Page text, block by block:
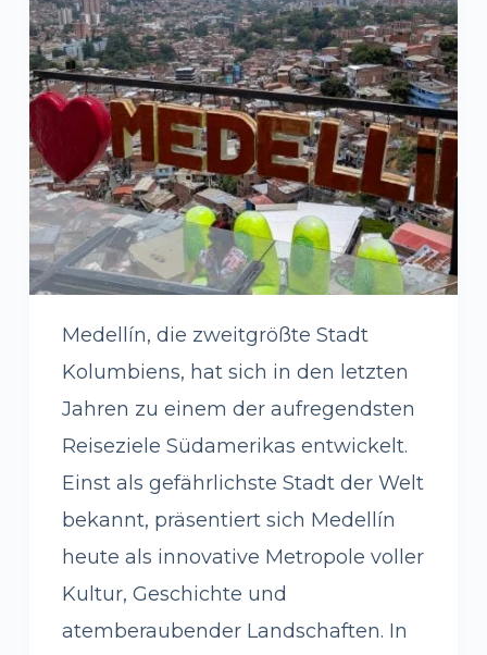
Medellín, die zweitgrößte Stadt
Kolumbiens, hat sich in den letzten
Jahren zu einem der aufregendsten
Reiseziele Südamerikas entwickelt.
Einst als gefährlichste Stadt der Welt
bekannt, präsentiert sich Medellín
heute als innovative Metropole voller
Kultur, Geschichte und
atemberaubender Landschaften. In